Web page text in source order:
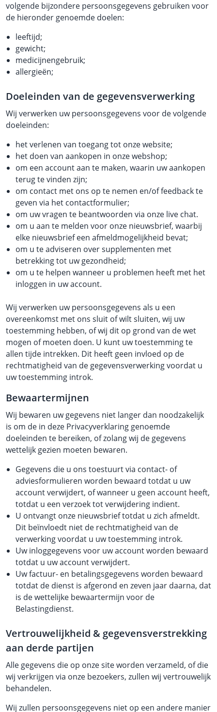
volgende bijzondere persoonsgegevens gebruiken voor
de hieronder genoemde doelen:
leeftijd;
gewicht;
medicijnengebruik;
allergieën;
Doeleinden van de gegevensverwerking
Wij verwerken uw persoonsgegevens voor de volgende
doeleinden:
het verlenen van toegang tot onze website;
het doen van aankopen in onze webshop;
om een account aan te maken, waarin uw aankopen
terug te vinden zijn;
om contact met ons op te nemen en/of feedback te
geven via het contactformulier;
om uw vragen te beantwoorden via onze live chat.
om u aan te melden voor onze nieuwsbrief, waarbij
elke nieuwsbrief een afmeldmogelijkheid bevat;
om u te adviseren over supplementen met
betrekking tot uw gezondheid;
om u te helpen wanneer u problemen heeft met het
inloggen in uw account.
Wij verwerken uw persoonsgegevens als u een
overeenkomst met ons sluit of wilt sluiten, wij uw
toestemming hebben, of wij dit op grond van de wet
mogen of moeten doen. U kunt uw toestemming te
allen tijde intrekken. Dit heeft geen invloed op de
rechtmatigheid van de gegevensverwerking voordat u
uw toestemming introk.
Bewaartermijnen
Wij bewaren uw gegevens niet langer dan noodzakelijk
is om de in deze Privacyverklaring genoemde
doeleinden te bereiken, of zolang wij de gegevens
wettelijk gezien moeten bewaren.
Gegevens die u ons toestuurt via contact- of
adviesformulieren worden bewaard totdat u uw
account verwijdert, of wanneer u geen account heeft,
totdat u een verzoek tot verwijdering indient.
U ontvangt onze nieuwsbrief totdat u zich afmeldt.
Dit beïnvloedt niet de rechtmatigheid van de
verwerking voordat u uw toestemming introk.
Uw inloggegevens voor uw account worden bewaard
totdat u uw account verwijdert.
Uw factuur- en betalingsgegevens worden bewaard
totdat de dienst is afgerond en zeven jaar daarna, dat
is de wettelijke bewaartermijn voor de
Belastingdienst.
Vertrouwelijkheid & gegevensverstrekking
aan derde partijen
Alle gegevens die op onze site worden verzameld, of die
wij verkrijgen via onze bezoekers, zullen wij vertrouwelijk
behandelen.
Wij zullen persoonsgegevens niet op een andere manier